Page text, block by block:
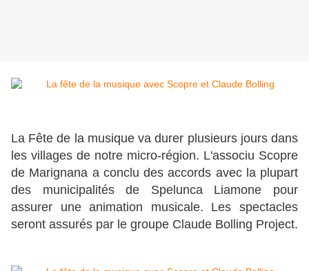
La Fête de la musique va durer plusieurs jours dans
les villages de notre micro-région. L'associu Scopre
de Marignana a conclu des accords avec la plupart
des municipalités de Spelunca Liamone pour
assurer une animation musicale. Les spectacles
seront assurés par le groupe Claude Bolling Project.